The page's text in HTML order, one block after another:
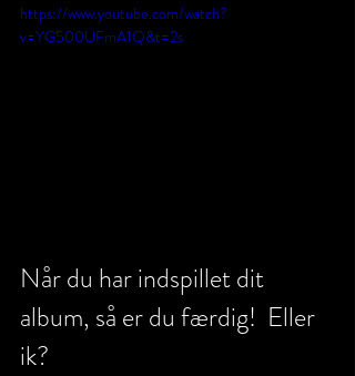
https://www.youtube.com/watch?
v=YG500UFmA1Q&t=2s
Når du har indspillet dit
album, så er du færdig!  Eller
ik?